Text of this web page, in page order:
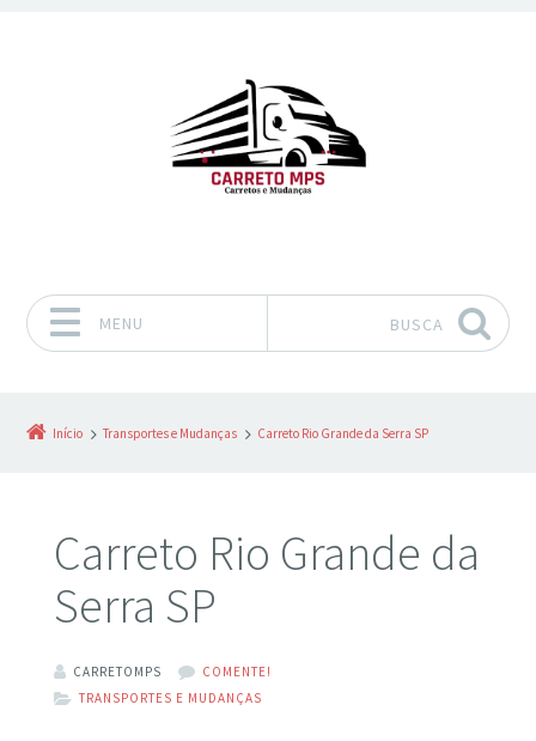
MENU BUSCA
Início Transportes e Mudanças Carreto Rio Grande da Serra SP
Carreto Rio Grande da
Serra SP
CARRETOMPS
COMENTE!
TRANSPORTES E MUDANÇAS